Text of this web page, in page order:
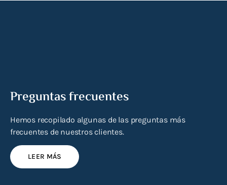
Preguntas frecuentes
Hemos recopilado algunas de las preguntas más
frecuentes de nuestros clientes.
LEER MÁS